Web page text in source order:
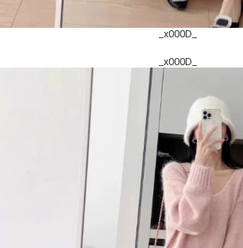
_x000D_
_x000D_